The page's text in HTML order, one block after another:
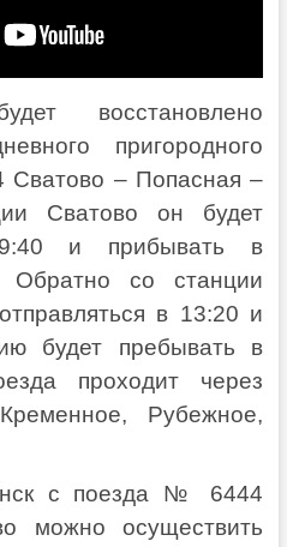
восстановлено
пригородного
– Попасная –
Сватово он будет
и прибывать в
со станции
в 13:20 и
будет пребывать в
проходит через
Рубежное,
с поезда № 6444
можно осуществить